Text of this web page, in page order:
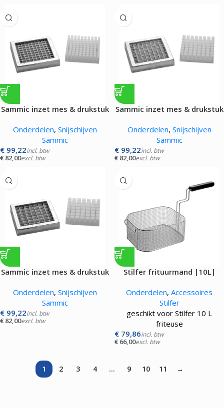
Sammic inzet mes & drukstuk
Onderdelen, Snijschijven
Sammic
€ 99,22incl. btw
€ 82,00excl. btw
Sammic inzet mes & drukstuk
Onderdelen, Snijschijven
Sammic
€ 99,22incl. btw
€ 82,00excl. btw
Sammic inzet mes & drukstuk
Onderdelen, Snijschijven
Sammic
€ 99,22incl. btw
€ 82,00excl. btw
Stilfer frituurmand |10L|
Onderdelen, Accessoires
Stilfer
geschikt voor Stilfer 10 L
friteuse
€ 79,86incl. btw
€ 66,00excl. btw
1 2 3 4 … 9 10 11 →